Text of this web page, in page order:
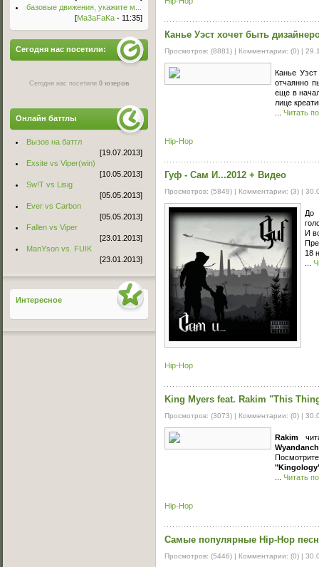
Канье Уэст хочет быть
Просмотров: (8881) | Комментарии: (0) |
Канье
отчаянно
еще в
лице
... Читать
Hip-Hop
Гуф - Сам И...2012 + Видео
Просмотров: (5849) | Комментарии: (3) |
До
И
18
Hip-Hop
King Myers feat. Rakim "This
Просмотров: (3073) | Комментарии: (0) |
Rakim
... Читать
Hip-Hop
Самые популярные Hip-Hop
Просмотров: (5446) | Комментарии: (0) |
базовые движения, укажите м...
[Ma3aFaKa - 11:35]
Сегодня нас посетили:
Сегодня нас посетили 0 юзеров
Онлайн баттлы
Вызов на баттл
[19.07.2013]
Exsite vs Viper(win)
[10.05.2013]
Sw!T vs Lisig
[05.05.2013]
Ever vs Carbon
[05.05.2013]
Fallen vs Viper
[23.01.2013]
ManYson vs. FUIK
[23.01.2013]
Интересное